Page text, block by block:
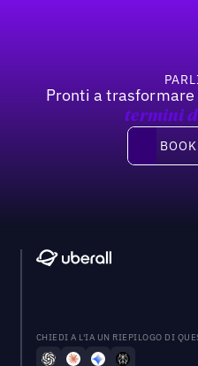
Pronti a
termini
Book a
CHIEDI A L'IA UN RIEPILOGO DI